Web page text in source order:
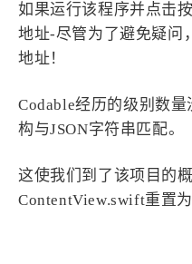
如果运行该程序并点击
地址-尽管为了避免疑问
地址！
Codable经历的级别数
构与JSON字符串匹配。
这使我们到了该项目的
ContentView.swift重置